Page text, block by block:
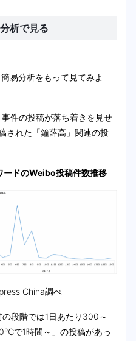
析で見る
易分析をもって見てみよ
件の投稿が落ち着きを見せ
された「鐘薛高」関連の投
ードのWeibo投稿件数推移
China調べ
段階では1日あたり300～
で1時間～」の投稿があっ